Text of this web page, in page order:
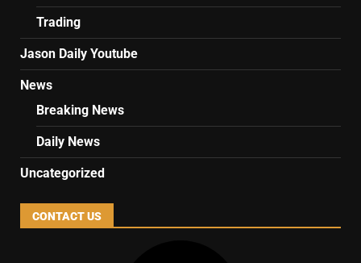
Trading
Jason Daily Youtube
News
Breaking News
Daily News
Uncategorized
CONTACT US